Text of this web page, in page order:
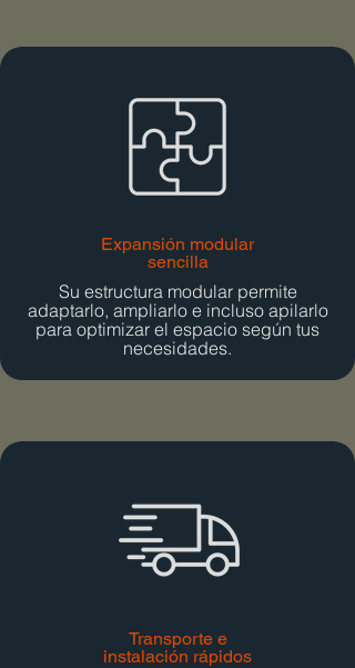
Expansión modular
sencilla
Su estructura modular permite
adaptarlo, ampliarlo e incluso apilarlo
para optimizar el espacio según tus
necesidades.
Transporte e
instalación rápidos